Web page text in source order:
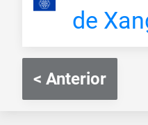
de
< Anterior